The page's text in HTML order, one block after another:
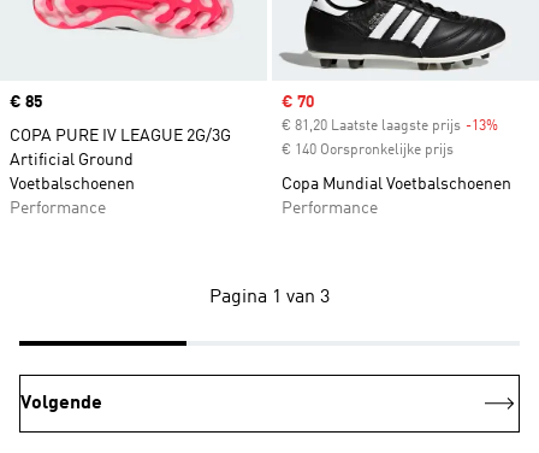
Price
€ 85
COPA PURE IV LEAGUE 2G/3G
Artificial Ground
Voetbalschoenen
Performance
Sale price
€ 70
€ 81,20 Laatste laagste prijs -13%
€ 140 Oorspronkelijke prijs
Copa Mundial Voetbalschoenen
Performance
Pagina 1 van 3
Volgende